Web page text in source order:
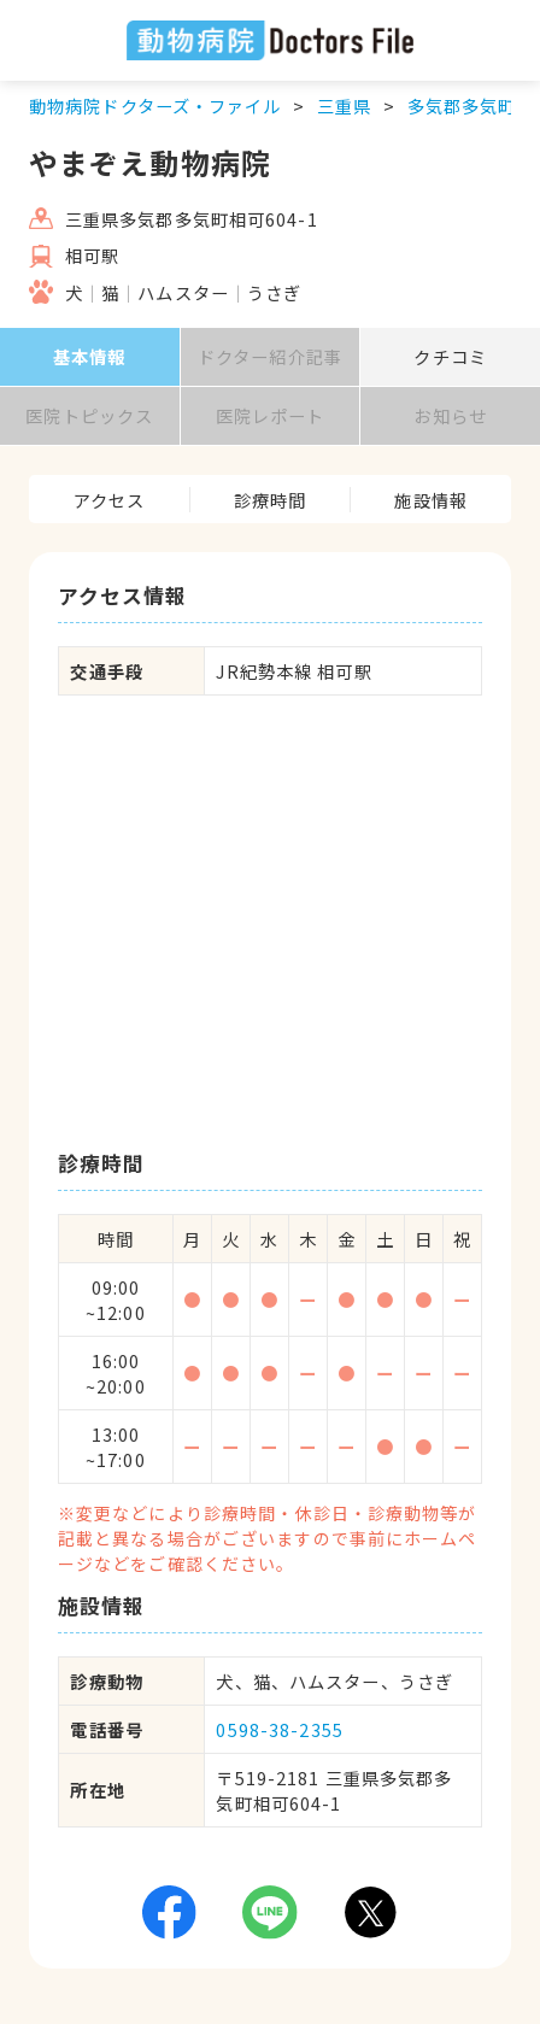
動物病院ドクターズ・ファイル 三重県 多気郡多気町
やまぞえ動物病院
三重県多気郡多気町相可604-1
相可駅
犬
猫 ハムスター うさぎ
基本情報 ドクター紹介記事 クチコミ
医院トピックス 医院レポート お知らせ
アクセス 診療時間 施設情報
アクセス情報
交通手段 JR紀勢本線 相可駅
診療時間
時間 月 火 水 木 金 土 日
祝
09:00
~12:00
● ● ● ー ● ● ● ー
16:00
~20:00
● ● ● ー ● ー ー ー
13:00
~17:00
ー ー ー ー ー ● ● ー
※変更などにより診療時間・休診日・診療動物等が
記載と異なる場合がございますので事前にホームペ
ージなどをご確認ください。
施設情報
診療動物
犬、猫、ハムスター、うさぎ
電話番号
0598-38-2355
所在地
〒519-2181 三重県多気郡多
気町相可604-1